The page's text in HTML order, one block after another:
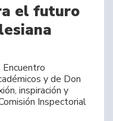
el futuro
y de Don
inspiración y
Inspectorial